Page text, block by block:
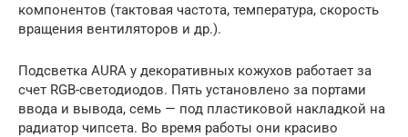
компонентов (тактовая частота, температура, скорость
вращения вентиляторов и др.).
Подсветка AURA у декоративных кожухов работает за
счет RGB-светодиодов. Пять установлено за портами
ввода и вывода, семь — под пластиковой накладкой на
радиатор чипсета. Во время работы они красиво